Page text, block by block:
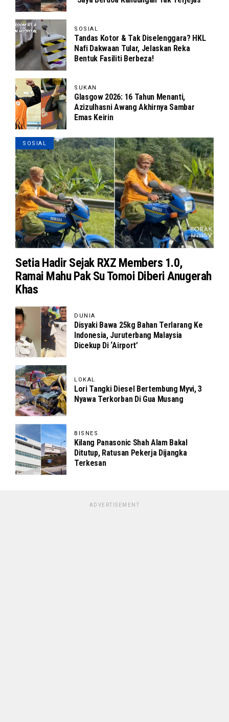
SOSIAL
Tandas Kotor & Tak Diselenggara? HKL
Nafi Dakwaan Tular, Jelaskan Reka
Bentuk Fasiliti Berbeza!
SUKAN
Glasgow 2026: 16 Tahun Menanti,
Azizulhasni Awang Akhirnya Sambar
Emas Keirin
SOSIAL
Setia Hadir Sejak RXZ Members 1.0,
Ramai Mahu Pak Su Tomoi Diberi Anugerah
Khas
DUNIA
Disyaki Bawa 25kg Bahan Terlarang Ke
Indonesia, Juruterbang Malaysia
Dicekup Di ‘Airport’
LOKAL
Lori Tangki Diesel Bertembung Myvi, 3
Nyawa Terkorban Di Gua Musang
BISNES
Kilang Panasonic Shah Alam Bakal
Ditutup, Ratusan Pekerja Dijangka
Terkesan
ADVERTISEMENT